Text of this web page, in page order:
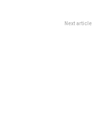
Next article